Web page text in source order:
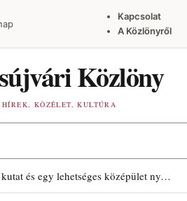
Kapcsolat
A Közlönyről
Közlöny
KÖZÉLET, KULTÚRA
Római kori kutat és egy lehetséges középület nyomait találták Szamosújváron